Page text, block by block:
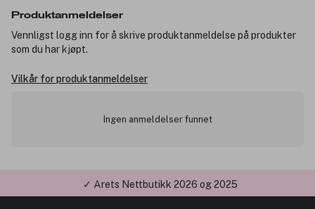
Produktanmeldelser
Vennligst logg inn for å skrive produktanmeldelse på produkter
som du har kjøpt.
Vilkår for produktanmeldelser
Ingen anmeldelser funnet
✓ Årets Nettbutikk 2026 og 2025